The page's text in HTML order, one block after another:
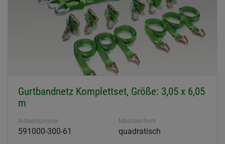
Gurtbandnetz Komplettset, Größe: 3,05 x 6,05
m
Artikelnummer
591000-300-61
Maschenform
quadratisch